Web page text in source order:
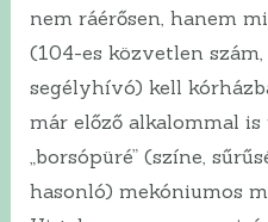
😀
nem ráérősen, hanem
(104-es közvetlen
segélyhívó) kell
már előző alkalommal is
„borsópüré” (színe,
hasonló) mekóniumos